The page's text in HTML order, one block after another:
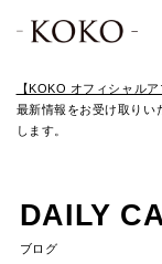
【KOKO オフィシャルア
最新情報をお受け取りい
します。
DAILY
ブログ